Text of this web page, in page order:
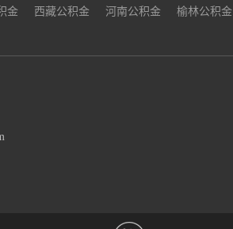
金 西藏公积金 河南公积金 榆林公积金